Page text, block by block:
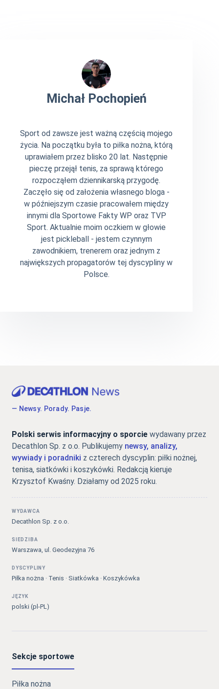
Michał Pochopień
Sport od zawsze jest ważną częścią mojego
życia. Na początku była to piłka nożna, którą
uprawiałem przez blisko 20 lat. Następnie
pieczę przejął tenis, za sprawą którego
rozpocząłem dziennikarską przygodę.
Zaczęło się od założenia własnego bloga -
w późniejszym czasie pracowałem między
innymi dla Sportowe Fakty WP oraz TVP
Sport. Aktualnie moim oczkiem w głowie
jest pickleball - jestem czynnym
zawodnikiem, trenerem oraz jednym z
największych propagatorów tej dyscypliny w
Polsce.
— Newsy. Porady. Pasje.
Polski serwis informacyjny o sporcie wydawany przez
Decathlon Sp. z o.o. Publikujemy newsy, analizy,
wywiady i poradniki z czterech dyscyplin: piłki nożnej,
tenisa, siatkówki i koszykówki. Redakcją kieruje
Krzysztof Kwaśny. Działamy od 2025 roku.
WYDAWCA
Decathlon Sp. z o.o.
SIEDZIBA
Warszawa, ul. Geodezyjna 76
DYSCYPLINY
Piłka nożna · Tenis · Siatkówka · Koszykówka
JĘZYK
polski (pl-PL)
Sekcje sportowe
Piłka nożna